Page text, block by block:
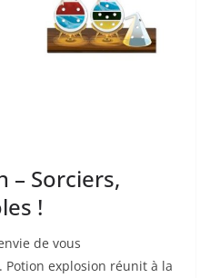
– Sorciers,
!
de vous
Potion explosion réunit à la